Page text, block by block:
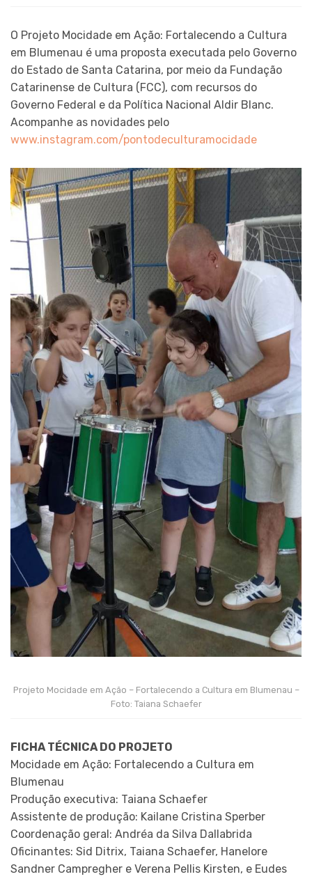
O Projeto Mocidade em Ação: Fortalecendo a Cultura
em Blumenau é uma proposta executada pelo Governo
do Estado de Santa Catarina, por meio da Fundação
Catarinense de Cultura (FCC), com recursos do
Governo Federal e da Política Nacional Aldir Blanc.
Acompanhe as novidades pelo
www.instagram.com/pontodeculturamocidade
Projeto Mocidade em Ação – Fortalecendo a Cultura em Blumenau –
Foto: Taiana Schaefer
FICHA TÉCNICA DO PROJETO
Mocidade em Ação: Fortalecendo a Cultura em
Blumenau
Produção executiva: Taiana Schaefer
Assistente de produção: Kailane Cristina Sperber
Coordenação geral: Andréa da Silva Dallabrida
Oficinantes: Sid Ditrix, Taiana Schaefer, Hanelore
Sandner Campregher e Verena Pellis Kirsten, e Eudes